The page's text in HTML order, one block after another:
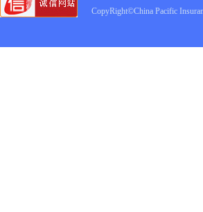
CopyRight©China Pacific